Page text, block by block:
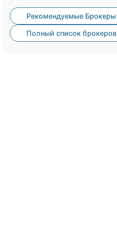
Рекомендуемые Брокеры
Полный список брокеров